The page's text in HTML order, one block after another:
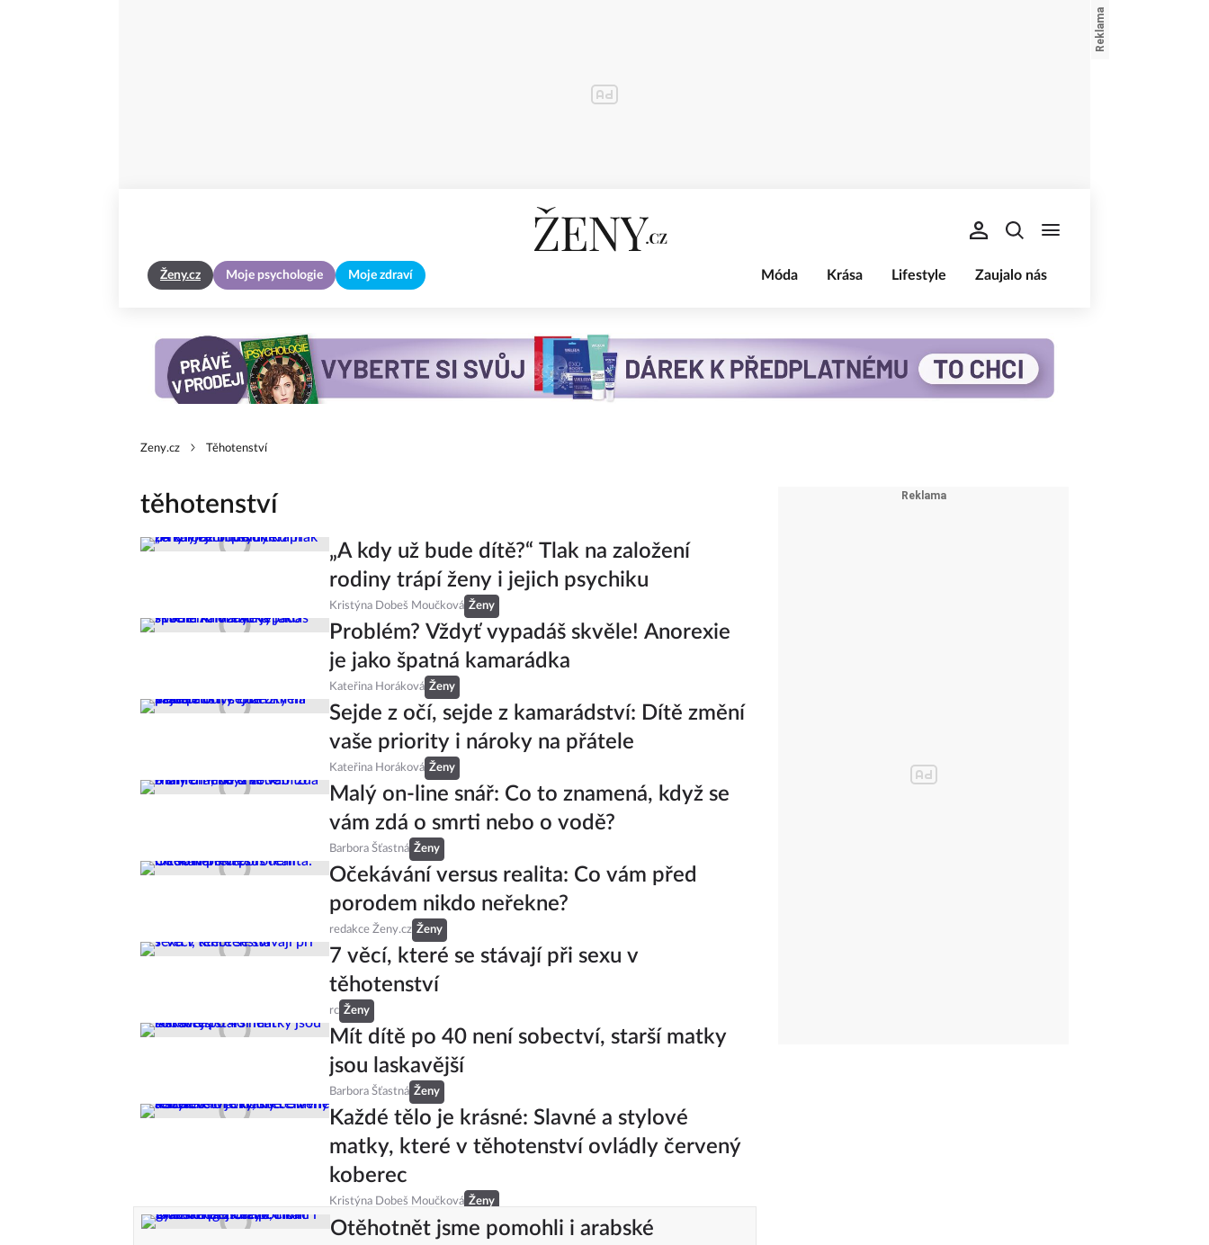
Ženy.cz Moje psychologie Moje zdraví Móda Krása Lifestyle Zaujalo nás
Zeny.cz Těhotenství
těhotenství
„A kdy už bude dítě?“ Tlak na založení
rodiny trápí ženy i jejich psychiku
Kristýna Dobeš Moučková Ženy
Problém? Vždyť vypadáš skvěle! Anorexie
je jako špatná kamarádka
Kateřina Horáková Ženy
Sejde z očí, sejde z kamarádství: Dítě změní
vaše priority i nároky na přátele
Kateřina Horáková Ženy
Malý on-line snář: Co to znamená, když se
vám zdá o smrti nebo o vodě?
Barbora Šťastná Ženy
Očekávání versus realita: Co vám před
porodem nikdo neřekne?
redakce Ženy.cz Ženy
7 věcí, které se stávají při sexu v
těhotenství
rc Ženy
Mít dítě po 40 není sobectví, starší matky
jsou laskavější
Barbora Šťastná Ženy
Každé tělo je krásné: Slavné a stylové
matky, které v těhotenství ovládly červený
koberec
Kristýna Dobeš Moučková Ženy
Otěhotnět jsme pomohli i arabské